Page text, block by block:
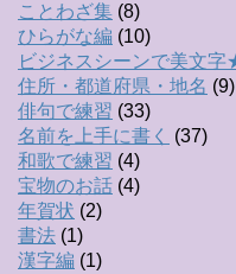
ことわざ集 (8)
ひらがな編 (10)
ビジネスシーンで美文
住所・都道府県・地名 (9)
俳句で練習 (33)
名前を上手に書く
(37)
和歌で練習 (4)
宝物のお話 (4)
年賀状 (2)
書法 (1)
漢字編 (1)